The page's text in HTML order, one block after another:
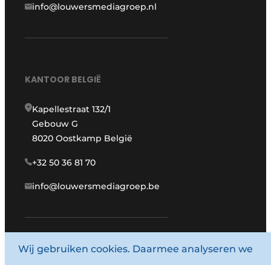
info@louwersmediagroep.nl
KANTOOR BELGIË
Kapellestraat 132/1
Gebouw G
8020 Oostkamp België
+32 50 36 81 70
info@louwersmediagroep.be
www.louwersmediagroep.com
Wij gebruiken cookies. Daarmee analyseren we